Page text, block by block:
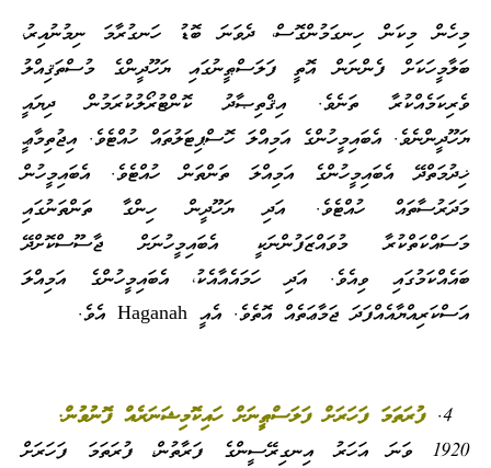
މިހެން މިކަން ހިނގަމުންގޮސް، ދެވަނަ ބޮޑު ހަނގުރާމަ ނިމުނުއިރު،
ބަލާމީހަކަށް ފެންނަން އޮތީ ފަލަސްޠީނުގައި ޔަހޫދީންގެ މުސްތަޤިއްލު
ވެރިކަމެއްކުރާ ތަނެވެ. އިޤްތިޞާދު ކޮންޓުރޯލުކުރަމުން ދިޔައީ
ޔަހޫދީންނެވެ. އެބައިމީހުންގެ އަމިއްލަ ހޮސްޕިޓަލުތައް ހުއްޓެވެ. އިޖުތިމާޢީ
ޚިދުމަތްދޭ އެބައިމީހުންގެ އަމިއްލަ ތަންތަން ހުއްޓެވެ. އެބައިމީހުން
މަދަރުސާތައް ހުއްޓެވެ. އަދި ޔަހޫދީން ހިންގާ ތަންތަނުގައި
މަސައްކަތްކުރާ މުވައްޒަފުންނަކީ އެބައިމީހުނަށް ޖާސޫސްކޮށްދޭ
ބައެއްކަމުގައި ވިއެވެ. އަދި ހަމައެއާއެކު، އެބައިމީހުންގެ އަމިއްލަ
އަސްކަރިއްޔާއެއްފަދަ ޖަމާޢަތެއް އޮތެވެ. އެއީ Haganah އެވެ.
ފުރަތަމަ ފަހަރަށް ފަލަސްޠީނަށް ހައިކޮމިޝަނަރެއް ފޮނުވުން.
1920 ވަނަ އަހަރު އިނގިރޭސީންގެ ފަރާތުން، ފުރަތަމަ ފަހަރަށް